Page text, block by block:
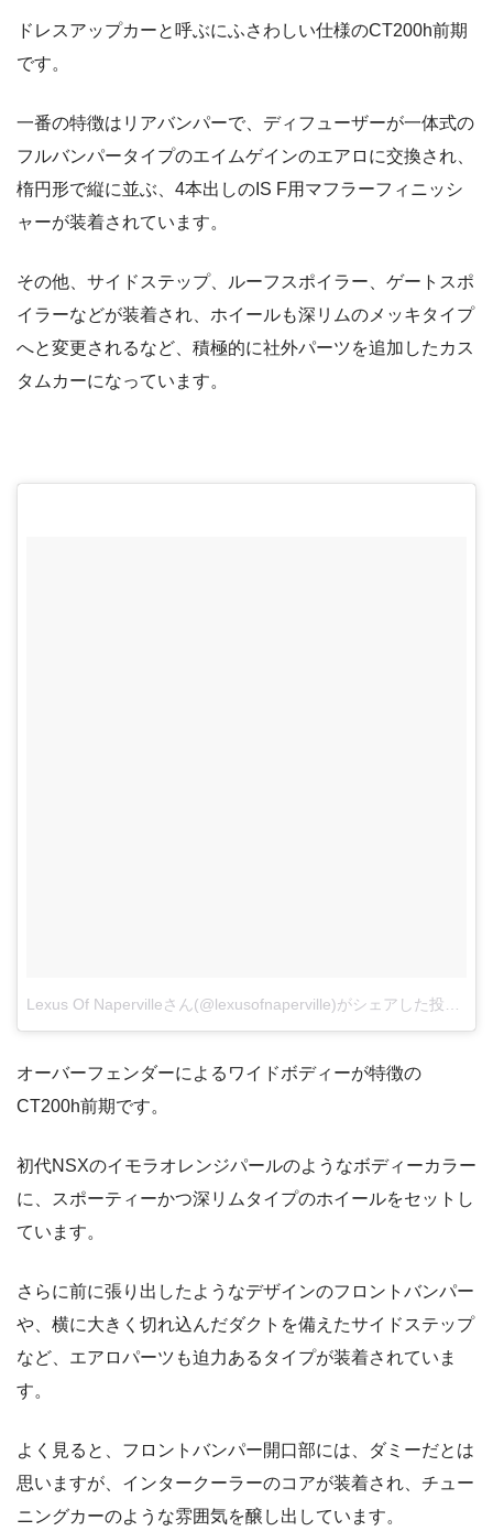
ドレスアップカーと呼ぶにふさわしい仕様のCT200h前期
です。
一番の特徴はリアバンパーで、ディフューザーが一体式の
フルバンパータイプのエイムゲインのエアロに交換され、
楕円形で縦に並ぶ、4本出しのIS F用マフラーフィニッシ
ャーが装着されています。
その他、サイドステップ、ルーフスポイラー、ゲートスポ
イラーなどが装着され、ホイールも深リムのメッキタイプ
へと変更されるなど、積極的に社外パーツを追加したカス
タムカーになっています。
オーバーフェンダーによるワイドボディーが特徴の
CT200h前期です。
初代NSXのイモラオレンジパールのようなボディーカラー
に、スポーティーかつ深リムタイプのホイールをセットし
ています。
さらに前に張り出したようなデザインのフロントバンパー
や、横に大きく切れ込んだダクトを備えたサイドステップ
など、エアロパーツも迫力あるタイプが装着されていま
す。
よく見ると、フロントバンパー開口部には、ダミーだとは
思いますが、インタークーラーのコアが装着され、チュー
ニングカーのような雰囲気を醸し出しています。